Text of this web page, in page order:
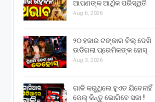
ଆପଣଙ୍କ ଆର୍ଥିକ ପରିସ୍ଥିତି
Aug 6, 2026
୨୦ ହଜାର ଟଙ୍କାର ବିଲ୍ ଦେଖି
ଉଡିଗଲା ପ୍ରେମିକଙ୍କ ହୋସ୍
Aug 3, 2026
ଗାଳି କରୁଥିଲେ ହୁଏତ ଯିବେନାହିଁ
ଜେଲ୍ କିନ୍ତୁ ଭୋଗିବେ ସଜା !